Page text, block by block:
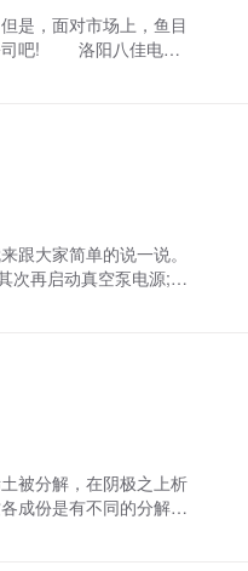
是，面对市场上，鱼目
公司吧! 洛阳八佳电气
产品质量来证明自
到您。如果您还有什
大家简单的说一说。
再启动真空泵电源;而
佳电气科技股份有限
被分解，在阴极之上析
成份是有不同的分解电